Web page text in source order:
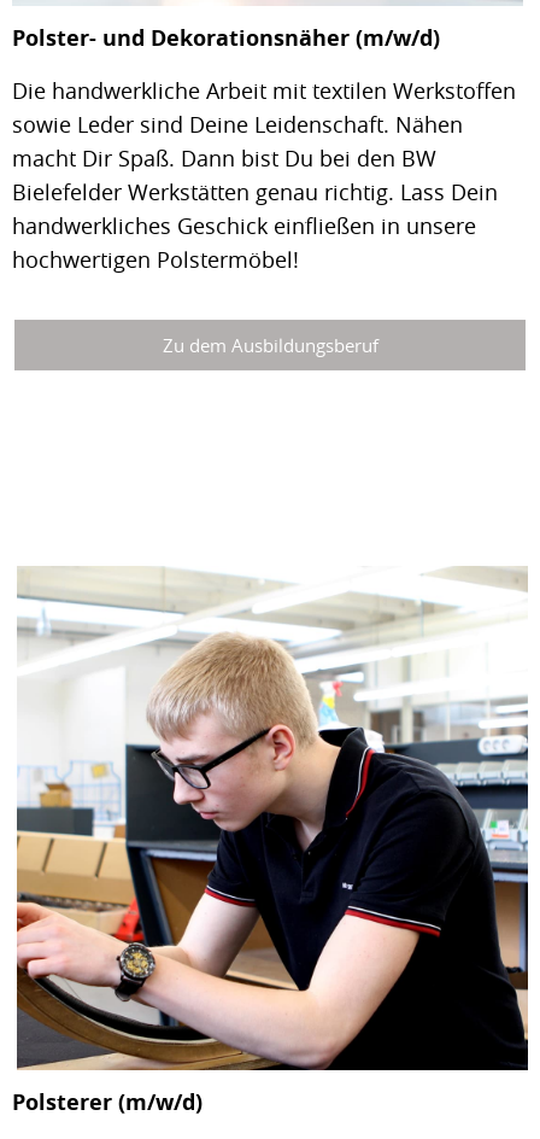
Polster- und Dekorationsnäher (m/w/d)
Die handwerkliche Arbeit mit textilen Werkstoffen
sowie Leder sind Deine Leidenschaft. Nähen
macht Dir Spaß. Dann bist Du bei den BW
Bielefelder Werkstätten genau richtig. Lass Dein
handwerkliches Geschick einfließen in unsere
hochwertigen Polstermöbel!
Zu dem Ausbildungsberuf
Polsterer (m/w/d)